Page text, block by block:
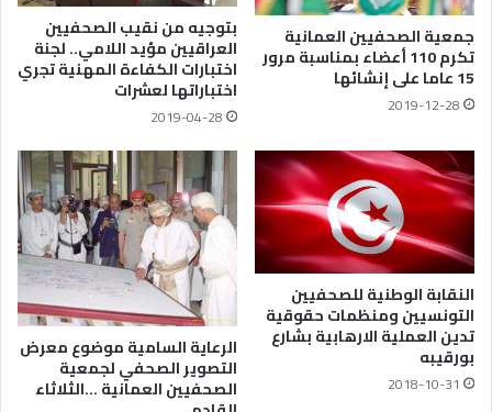
جمعية الصحفيين العمانية
تكرم 110 أعضاء بمناسبة مرور
15 عاما على إنشائها
2019-12-28
بتوجيه من نقيب الصحفيين
العراقيين مؤيد اللامي.. لجنة
اختبارات الكفاءة المهنية تجري
اختباراتها لعشرات
2019-04-28
النقابة الوطنية للصحفيين
التونسيين ومنظمات حقوقية
تدين العملية الارهابية بشارع
بورقيبه
2018-10-31
الرعاية السامية موضوع معرض
التصوير الصحفي لجمعية
الصحفيين العمانية …الثلاثاء